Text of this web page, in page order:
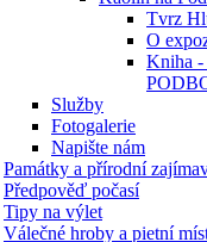
Tvrz
O
Kniha
Služby
Fotogalerie
Napište nám
Památky a přírodní
Předpověď počasí
Tipy na výlet
Válečné hroby a pietní